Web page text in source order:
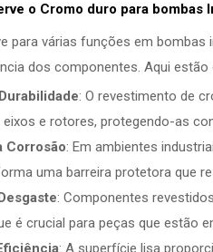
o Cromo duro para bombas
para várias funções em bombas
dos componentes. Aqui
: O revestimento de
e rotores, protegendo-as
Corrosão: Em ambientes
uma barreira protetora que
: Componentes
é crucial para peças que estão
: A superfície lisa